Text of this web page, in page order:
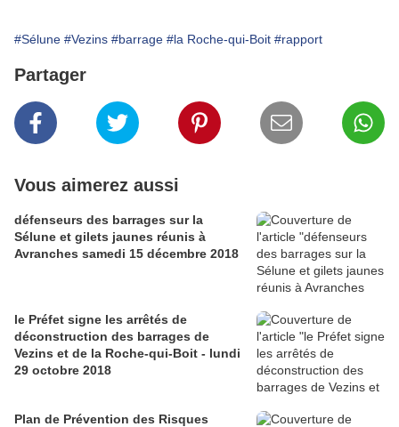
#Sélune #Vezins #barrage #la Roche-qui-Boit #rapport
Partager
Vous aimerez aussi
défenseurs des barrages sur la
Sélune et gilets jaunes réunis à
Avranches samedi 15 décembre 2018
le Préfet signe les arrêtés de
déconstruction des barrages de
Vezins et de la Roche-qui-Boit - lundi
29 octobre 2018
Plan de Prévention des Risques